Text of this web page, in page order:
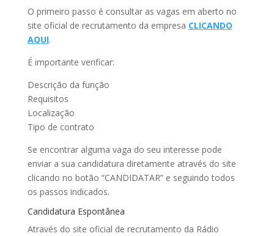
O primeiro passo é consultar as vagas em aberto no
site oficial de recrutamento da empresa CLICANDO
AQUI.
É importante verificar:
Descrição da função
Requisitos
Localização
Tipo de contrato
Se encontrar alguma vaga do seu interesse pode
enviar a sua candidatura diretamente através do site
clicando no botão “CANDIDATAR” e seguindo todos
os passos indicados.
Candidatura Espontânea
Através do site oficial de recrutamento da Rádio